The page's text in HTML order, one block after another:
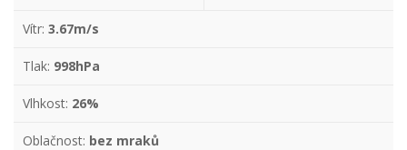
Vítr: 3.67m/s
Tlak: 998hPa
Vlhkost: 26%
Oblačnost: bez mraků